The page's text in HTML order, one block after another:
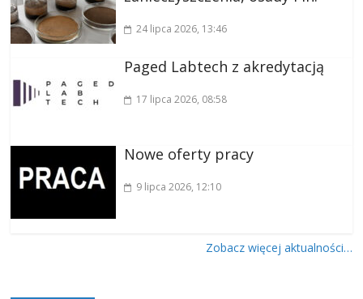
24 lipca 2026, 13:46
Paged Labtech z akredytacją
17 lipca 2026, 08:58
Nowe oferty pracy
9 lipca 2026, 12:10
Zobacz więcej aktualności…